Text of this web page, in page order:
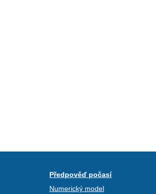
Předpověď počasí
Numerický model